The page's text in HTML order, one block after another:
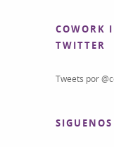
COWORK
TWITTER
Tweets por